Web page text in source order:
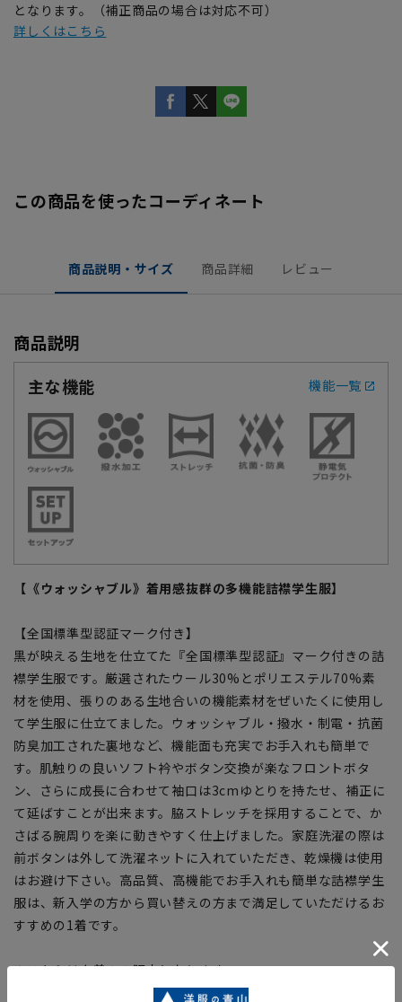
となります。（補正商品の場合は対応不可）
詳しくはこちら
この商品を使ったコーディネート
商品説明・サイズ 商品詳細 レビュー
商品説明
主な機能
機能一覧
【《ウォッシャブル》着用感抜群の多機能詰襟学生服】
【全国標準型認証マーク付き】
黒が映える生地を仕立てた『全国標準型認証』マーク付きの詰
襟学生服です。厳選されたウール30%とポリエステル70%素
材を使用、張りのある生地合いの機能素材をぜいたくに使用し
て学生服に仕立てました。ウォッシャブル・撥水・制電・抗菌
防臭加工された裏地など、機能面も充実でお手入れも簡単で
す。肌触りの良いソフト衿やボタン交換が楽なフロントボタ
ン、さらに成長に合わせて袖口は3cmゆとりを持たせ、補正に
て延ばすことが出来ます。脇ストレッチを採用することで、か
さばる腕周りを楽に動きやすく仕上げました。家庭洗濯の際は
前ボタンは外して洗濯ネットに入れていただき、乾燥機は使用
はお避け下さい。高品質、高機能でお手入れも簡単な詰襟学生
服は、新入学の方から買い替えの方まで満足していただけるお
すすめの1着です。
※こちらは上着のみ販売となります。
商品名に記載する【高品質タイプ】同士で組み合わせていただ